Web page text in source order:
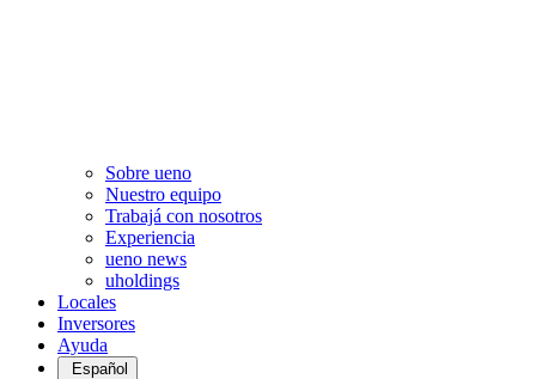
Sobre ueno
Nuestro equipo
Trabajá con nosotros
Experiencia
ueno news
uholdings
Locales
Inversores
Ayuda
Español